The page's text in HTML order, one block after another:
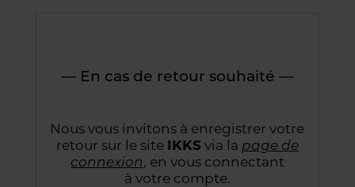
— En cas de retour souhaité —
Nous vous invitons à enregistrer votre
retour sur le site IKKS via la page de
connexion, en vous connectant
à votre compte.